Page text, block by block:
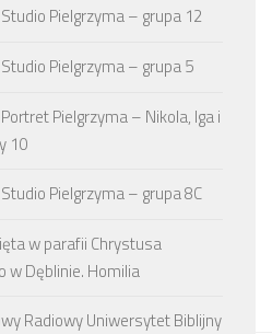
Pielgrzyma – grupa 12
Pielgrzyma – grupa 5
Pielgrzyma – Nikola, Iga i
10
Pielgrzyma – grupa 8C
w parafii Chrystusa
w Dęblinie. Homilia
Radiowy Uniwersytet Biblijny